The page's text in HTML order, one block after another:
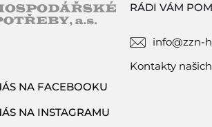
RÁDI VÁM
info@zzn-
Kontakty
NA FACEBOOKU
NA INSTAGRAMU